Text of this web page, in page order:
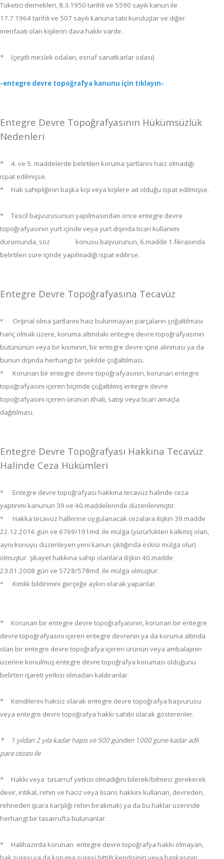
Tüketici dernekleri, 8.3.1950 tarihli ve 5590 sayılı kanun ile
17.7.1964 tarihli ve 507 sayılı kanuna tabi kuruluşlar ve diğer
menfaati olan kişilerin dava hakkı vardır.
* (çeşitli meslek odaları, esnaf sanatkarlar odası)
-entegre devre topoğrafya kanunu için tıklayın-
Entegre Devre Topoğrafyasının Hükümsüzlük
Nedenleri
* 4. ve 5. maddelerde belirtilen koruma şartlarını haiz olmadığı
ispat edilmişse.
* Hak sahipliğinin başka kişi veya kişilere ait olduğu ispat edilmişse.
* Tescil başvurusunun yapılmasından önce entegre devre
topoğrafyasının yurt içinde veya yurt dışında ticari kullanımı
durumunda, söz konusu başvurunun, 6.madde 1.fıkrasında
belirtilen süre içinde yapılmadığı ispat edilirse.
Entegre Devre Topoğrafyasına Tecavüz
*
Orijinal olma şartlarını haiz bulunmayan parçaların çoğaltılması
hariç olmak üzere, koruma altındaki entegre devre topoğrafyasının
bütününün veya bir kısmının, bir entegre devre içine alınması ya da
bunun dışında herhangi bir şekilde çoğaltılması.
*
Korunan bir entegre devre topoğrafyasının, korunan entegre
topoğrafyasını içeren biçimde çoğaltılmış entegre devre
topoğrafyasını içeren ürünün ithali, satışı veya ticari amaçla
dağıtılması.
Entegre Devre Topoğrafyası Hakkına Tecavüz
Halinde Ceza Hükümleri
*
Entegre devre topoğrafyası hakkına tecavüz halinde ceza
yaptırımı kanunun 39.ve 40.maddelerinde düzenlenmiştir.
*
Hakka tecavüz hallerine uygulanacak cezalara ilişkin 39.madde
22.12.2016 gün ve 6769/191md. ile mülga (yürürlükten kalkmış olan,
aynı konuyu düzenleyen yeni kanun çıktığında eskisi mülga olur)
olmuştur. şikayet hakkına sahip olanlara ilişkin 40.madde
23.01.2008 gün ve 5728/578md. ile mülga olmuştur.
* Kimlik bildirimini gerçeğe aykırı olarak yapanlar.
* Korunan bir entegre devre topoğrafyasının, korunan bir entegre
devre topoğrafyasını içeren entegre devrenin ya da koruma altında
olan bir entegre devre topoğrafya içeren ürünün veya ambalajının
üzerine konulmuş entegre devre topoğrafya koruması olduğunu
belirten işareti yetkisi olmadan kaldıranlar.
* Kendilerini haksız olarak entegre devre topoğrafya başvurusu
veya entegre devre topoğrafya hakkı sahibi olarak gösterenler.
*
1 yıldan 2 yıla kadar hapis ve 500 günden 1000 güne kadar adli
para cezası ile
* Hakkı veya tasarruf yetkisi olmadığını bilerek/bilmesi gerekerek
devir, intikal, rehin ve haciz veya lisans hakkını kullanan, devreden,
rehneden (para karşılığı rehin bırakmak) ya da bu haklar üzerinde
herhangi bir tasarrufta bulunanlar.
* Halihazırda korunan entegre devre topoğrafya hakkı olmayan,